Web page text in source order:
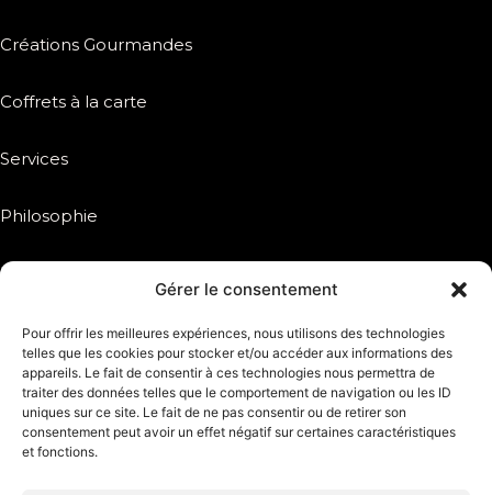
Gérer le consentement
Pour offrir les meilleures expériences, nous utilisons des technologies
telles que les cookies pour stocker et/ou accéder aux informations des
appareils. Le fait de consentir à ces technologies nous permettra de
traiter des données telles que le comportement de navigation ou les ID
uniques sur ce site. Le fait de ne pas consentir ou de retirer son
consentement peut avoir un effet négatif sur certaines caractéristiques
et fonctions.
Créations Gourmandes
Coffrets à la carte
Services
Philosophie
Inspiration
Réseaux sociaux
DEVIS